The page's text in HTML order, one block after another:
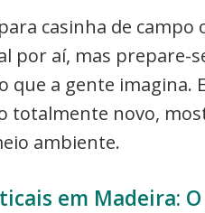
casinha de
por aí, mas
que a gente imagina.
totalmente novo,
ambiente.
em Madeira: